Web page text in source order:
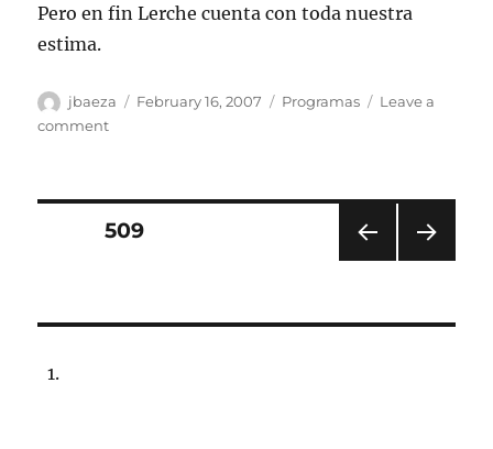
Pero en fin Lerche cuenta con toda nuestra
estima.
Author
jbaeza
Posted
February 16, 2007 Categories
Programas
Leave a
commenton
de
22:00
Posts
PAG
PAGE509